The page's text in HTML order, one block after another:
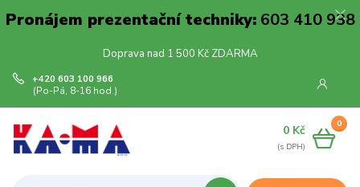
Pronájem prezentační techniky:603 410 938
Doprava nad 1 500 Kč ZDARMA
+420 603 100 966
(Po-Pá, 8-16 hod.)
0
0 Kč